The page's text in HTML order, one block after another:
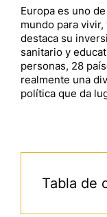
Europa es uno
mundo para
destaca su
sanitario y
personas, 28
realmente una
política que da
Tabla de